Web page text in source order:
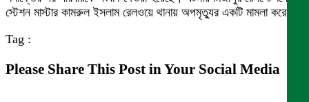
স্টেশন মাস্টার কামরুল ইসলাম রেলওয়ে থানায় অপমৃত্যুর একটি মামলা করেন।
Tag :
Please Share This Post in Your Social Media